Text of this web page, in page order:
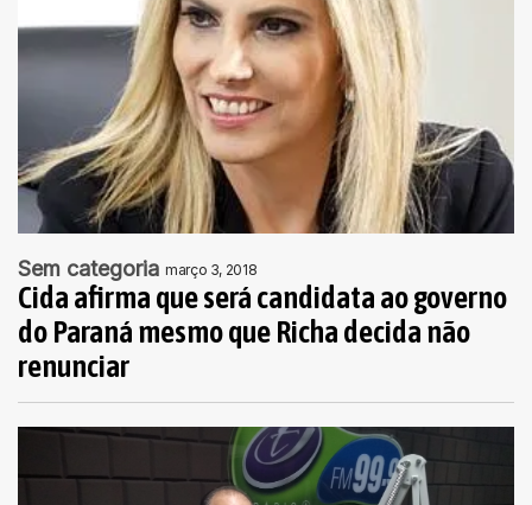
Sem categoria março 3, 2018
Cida afirma que será candidata ao governo
do Paraná mesmo que Richa decida não
renunciar